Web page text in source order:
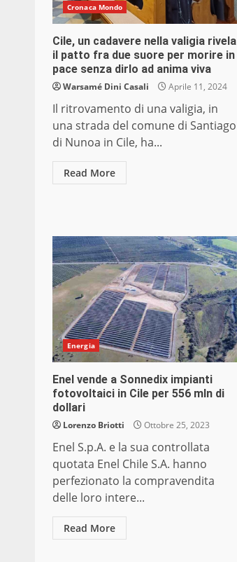
Cronaca Mondo
Cile, un cadavere nella valigia rivela
il patto fra due suore per morire in
pace senza dirlo ad anima viva
Warsamé Dini Casali Aprile 11, 2024
Il ritrovamento di una valigia, in
una strada del comune di Santiago
di Nunoa in Cile, ha...
Read More
Energia
Enel vende a Sonnedix impianti
fotovoltaici in Cile per 556 mln di
dollari
Lorenzo Briotti Ottobre 25, 2023
Enel S.p.A. e la sua controllata
quotata Enel Chile S.A. hanno
perfezionato la compravendita
delle loro intere...
Read More